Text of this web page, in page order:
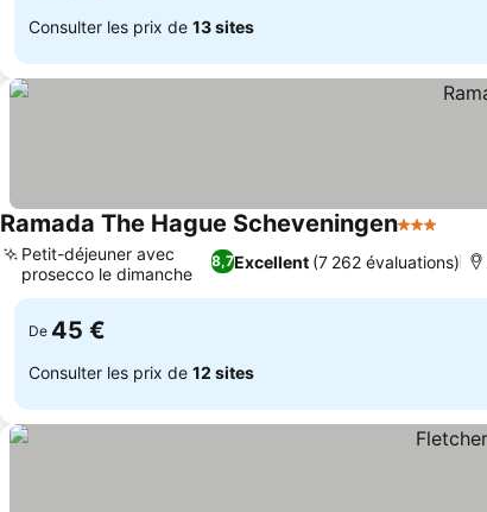
Consulter les prix de 13 sites
Ramada The Hague Scheveningen3 Étoiles
8,7Excellent (7 262 évaluations)
Petit-déjeuner avec
prosecco le dimanche
De 45 €
Consulter les prix de 12 sites